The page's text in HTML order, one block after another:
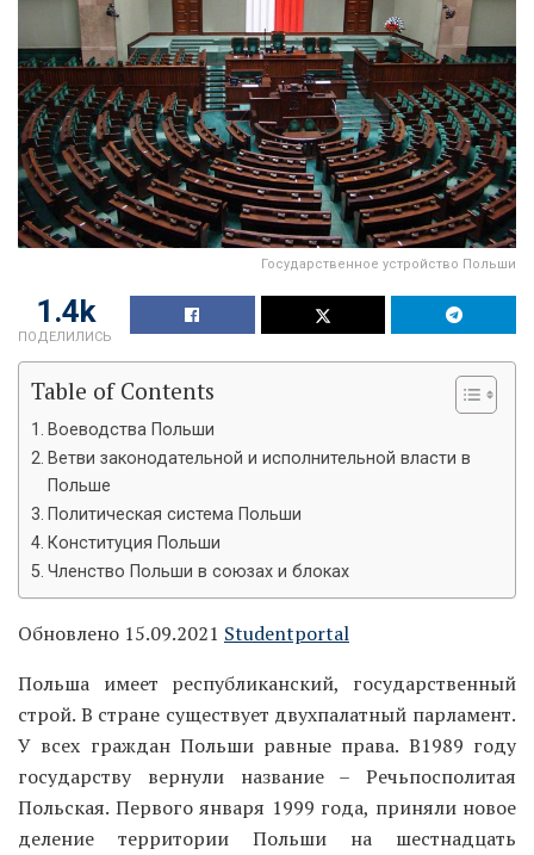
Государственное устройство Польши
1.4k
ПОДЕЛИЛИСЬ
Table of Contents
Воеводства Польши
Ветви законодательной и исполнительной власти в
Польше
Политическая система Польши
Конституция Польши
Членство Польши в союзах и блоках
Обновлено 15.09.2021 Studentportal
Польша имеет республиканский, государственный
строй. В стране существует двухпалатный парламент.
У всех граждан Польши равные права. В1989 году
государству вернули название – Речьпосполитая
Польская. Первого января 1999 года, приняли новое
деление территории Польши на шестнадцать